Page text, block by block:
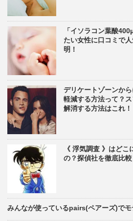
「イソラコン葉酸
たい女性に口コミで
明！
デリケートゾーンか
軽減する方法って？
解消する方法はこれ！
《 浮気調査 》はど
の？探偵社を徹底比較
みんなが使っているpairs(ペアーズ)でモ